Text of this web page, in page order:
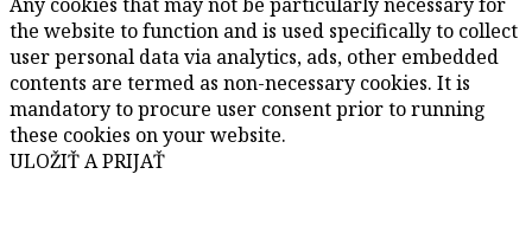
the website to function and is used specifically to collect
user personal data via analytics, ads, other embedded
contents are termed as non-necessary cookies. It is
mandatory to procure user consent prior to running
these cookies on your website.
ULOŽIŤ A PRIJAŤ